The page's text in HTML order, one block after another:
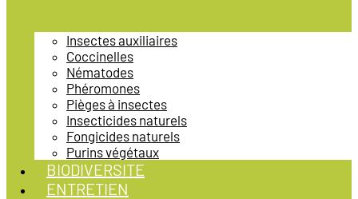
Insectes auxiliaires
Coccinelles
Nématodes
Phéromones
Pièges à insectes
Insecticides naturels
Fongicides naturels
Purins végétaux
BIODIVERSITE
ENTRETIEN